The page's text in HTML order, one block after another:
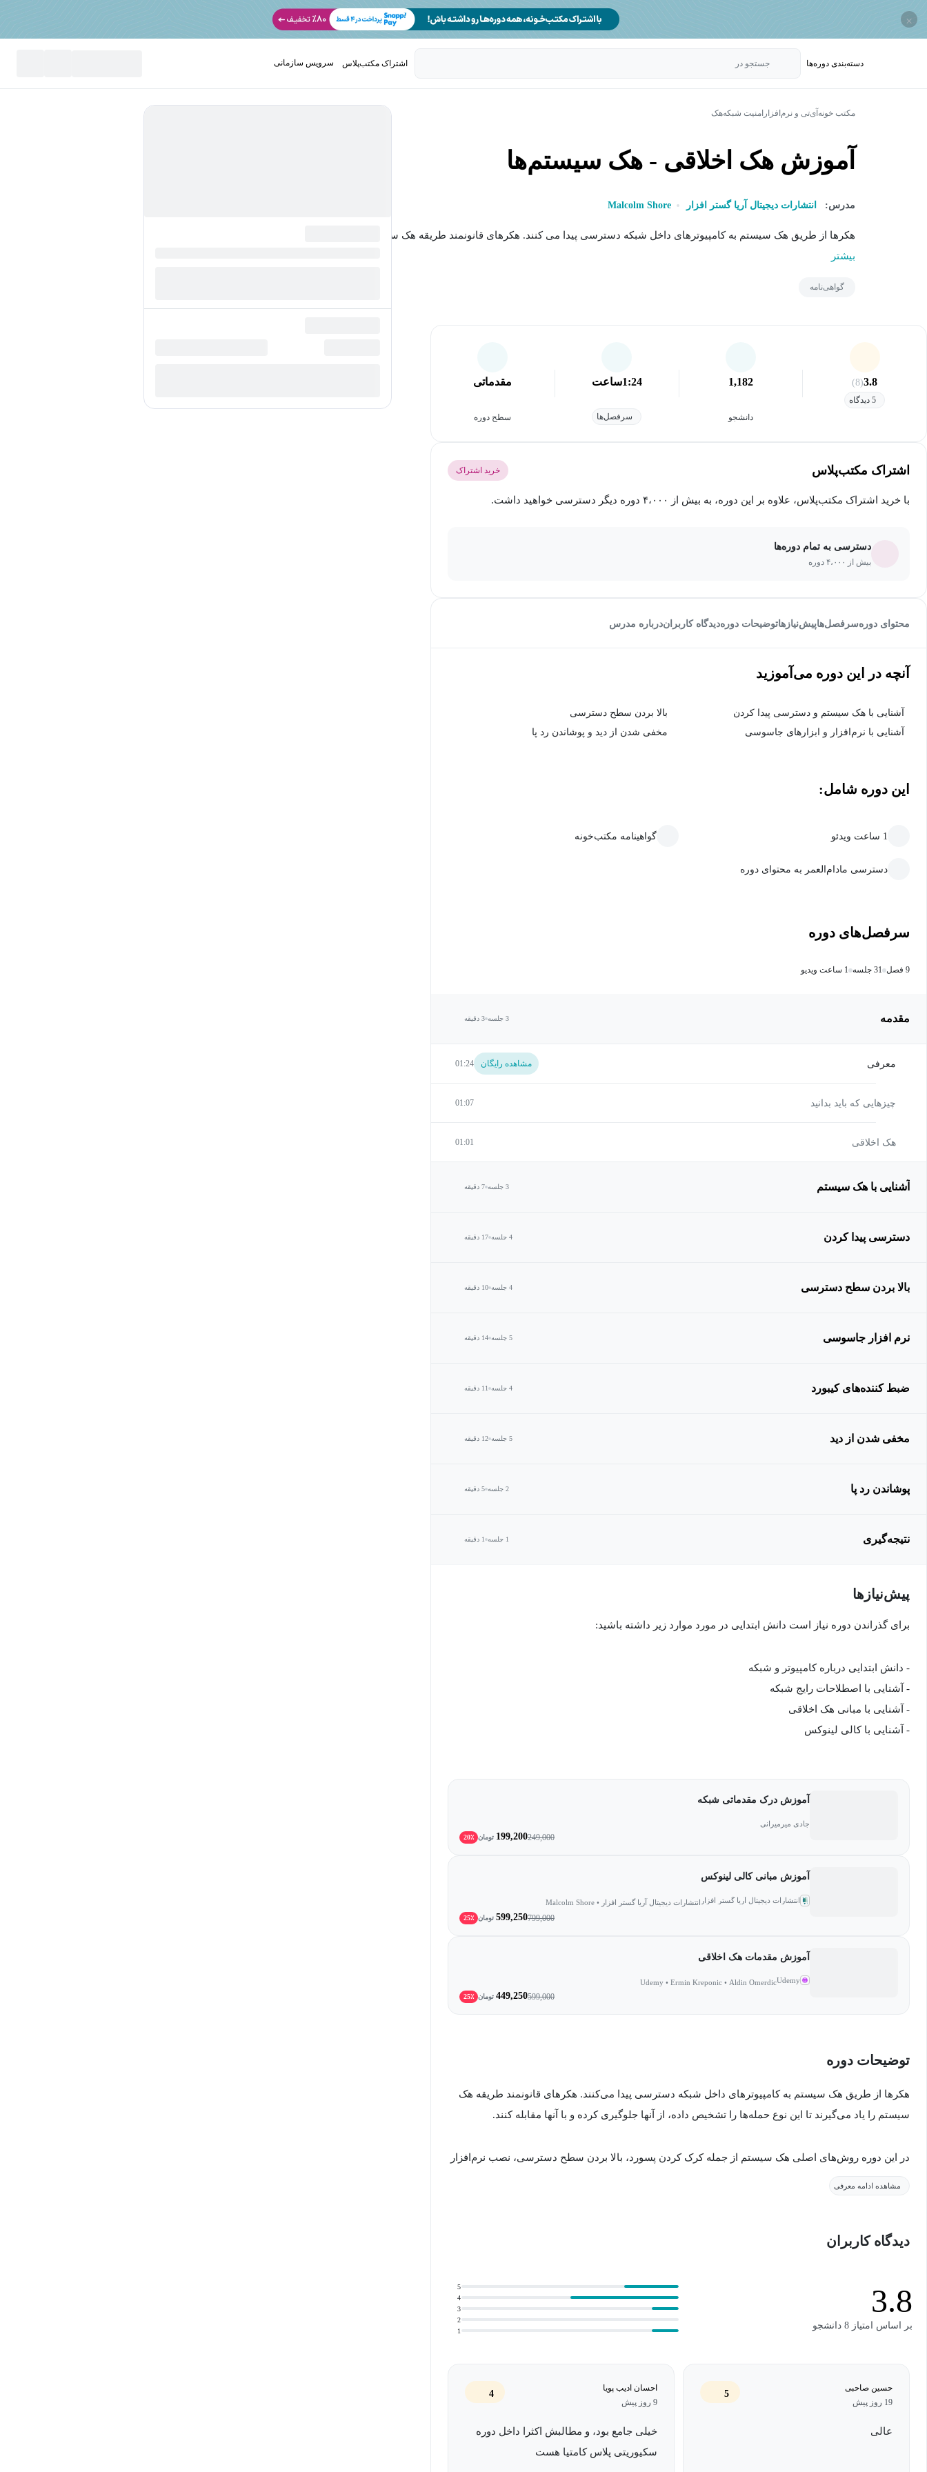
×
دسته‌بندی‌ دوره‌ها جستجو در اشتراک مکتب‌پلاس سرویس سازمانی
مکتب خونه آی‌تی و نرم‌افزار امنیت شبکههک
آموزش هک اخلاقی - هک سیستم‌ها
مدرس: انتشارات دیجیتال آریا گستر افزار Malcolm Shore
هکرها از طریق هک سیستم به کامپیوترهای داخل شبکه دسترسی پیدا می کنند. هکرهای قانونمند طریقه هک سیستم...
بیشتر
گواهی‌نامه
3.8
(8)
5 دیدگاه
1,182
دانشجو
1:24ساعت
سرفصل‌ها
مقدماتی
سطح دوره
اشتراک مکتب‌پلاس خرید اشتراک
با خرید اشتراک مکتب‌پلاس، علاوه بر این دوره، به بیش از ۴،۰۰۰ دوره دیگر دسترسی خواهید داشت.
دسترسی به تمام دوره‌ها
بیش از ۴،۰۰۰ دوره
محتوای دورهسرفصل‌هاپیش‌نیاز‌هاتوضیحات دورهدیدگاه کاربراندرباره مدرس
آنچه در این دوره می‌آموزید
آشنایی با هک سیستم و دسترسی پیدا کردن
بالا بردن سطح دسترسی
آشنایی با نرم‌افزار و ابزارهای جاسوسی
مخفی شدن از دید و پوشاندن رد پا
این دوره شامل:
1 ساعت ویدئو گواهینامه مکتب‌خونه
دسترسی مادام‌العمر به محتوای دوره
سرفصل‌های دوره
9 فصل 31 جلسه 1 ساعت ویدیو
مقدمه 3 جلسه 3 دقیقه
معرفی مشاهده رایگان 01:24
چیزهایی که باید بدانید 01:07
هک اخلاقی 01:01
آشنایی با هک سیستم 3 جلسه 7 دقیقه
دسترسی پیدا کردن 4 جلسه 17 دقیقه
بالا بردن سطح دسترسی 4 جلسه 10 دقیقه
نرم افزار جاسوسی 5 جلسه 14 دقیقه
ضبط کننده‌های کیبورد 4 جلسه 11 دقیقه
مخفی شدن از دید 5 جلسه 12 دقیقه
پوشاندن رد پا 2 جلسه 5 دقیقه
نتیجه‌گیری 1 جلسه 1 دقیقه
پیش‌نیاز‌ها
برای گذراندن دوره نیاز است دانش ابتدایی در مورد موارد زیر داشته باشید:
- دانش ابتدایی درباره کامپیوتر و شبکه
- آشنایی با اصطلاحات رایج شبکه
- آشنایی با مبانی هک اخلاقی
- آشنایی با کالی لینوکس
آموزش درک مقدماتی شبکه
جادی میرمیرانی
249,000
199,200 تومان 20٪
آموزش مبانی کالی لینوکس
انتشارات دیجیتال آریا گستر افزار انتشارات دیجیتال آریا گستر افزار • Malcolm Shore
799,000
599,250 تومان 25٪
آموزش مقدمات هک اخلاقی
Udemy
Udemy • Ermin Kreponic • Aldin Omerdic
599,000
449,250 تومان 25٪
توضیحات دوره
هکرها از طریق هک سیستم به کامپیوترهای داخل شبکه دسترسی پیدا می‌کنند. هکرهای قانونمند طریقه هک
سیستم را یاد می‌گیرند تا این نوع حمله‌ها را تشخیص داده، از آنها جلوگیری کرده و با آنها مقابله کنند.
در این دوره روش‌های اصلی هک سیستم از جمله کرک کردن پسورد، بالا بردن سطح دسترسی، نصب نرم‌افزار
مشاهده ادامه معرفی
دیدگاه کاربران
3.8
بر اساس امتیاز 8 دانشجو
1
2
3
4
5
حسین صاحبی
19 روز پیش
5
عالی
احسان ادیب پویا
9 روز پیش
4
خیلی جامع بود، و مطالبش اکثرا داخل دوره
سکیوریتی پلاس کامتیا هست